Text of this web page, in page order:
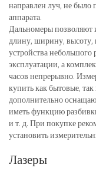
направлен луч, не было
аппарата.
Дальномеры позволяют
длину, ширину,
устройства небольшого
эксплуатации, а
часов непрерывно.
купить как бытовые,
дополнительно
иметь функцию
и т. д. При покупке
установить
Лазеры